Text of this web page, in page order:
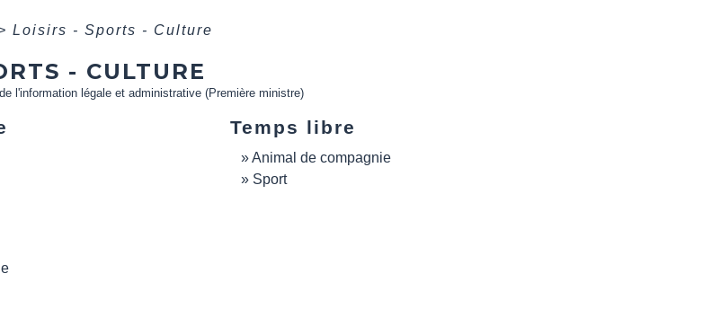
Loisirs - Sports - Culture
- CULTURE
l'information légale et administrative (Première ministre)
Temps libre
Animal de compagnie
Sport